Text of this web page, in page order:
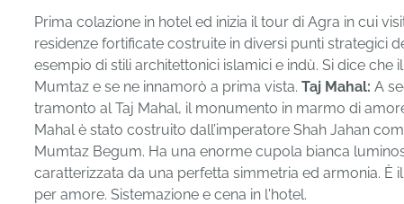
Prima colazione in hotel ed inizia il tour di Agra in cui
residenze fortificate costruite in diversi punti strategici
esempio di stili architettonici islamici e indù. Si dice che
Mumtaz e se ne innamorò a prima vista. Taj Mahal: A
tramonto al Taj Mahal, il monumento in marmo di
Mahal è stato costruito dall’imperatore Shah Jahan
Mumtaz Begum. Ha una enorme cupola bianca
caratterizzata da una perfetta simmetria ed armonia.
per amore. Sistemazione e cena in l'hotel.